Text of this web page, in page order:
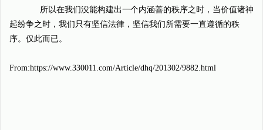
所以在我们没能构建出一个内涵善的秩序之时，当价值诸神
起纷争之时，我们只有坚信法律，坚信我们所需要一直遵循的秩
序。仅此而已。
From:https://www.330011.com/Article/dhq/201302/9882.html